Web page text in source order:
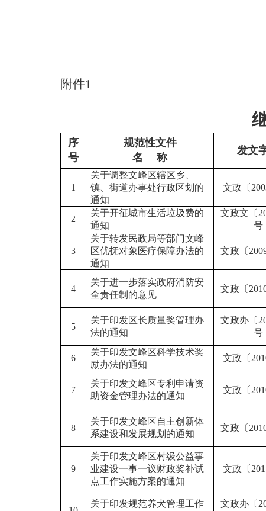
附件1
序
号
规范性文件
名 称
发文
1
关于调整文峰区辖区乡、
镇、街道办事处行政区划的
通知
文政〔
2
关于开征城市生活垃圾费的
通知
文政文〔
号
3
关于转发民政局等部门文峰
区优抚对象医疗保障办法的
通知
文政〔
4
关于进一步落实政府消防安
全责任制的意见
文政〔
5
关于印发区长质量奖管理办
法的通知
文政办〔
号
6
关于印发文峰区科学技术奖
励办法的通知
文政〔
7
关于印发文峰区专利申请资
助资金管理办法的通知
文政〔
8
关于印发文峰区自主创新体
系建设和发展规划的通知
文政〔
9
关于印发文峰区村级公益事
业建设一事一议财政奖补试
点工作实施方案的通知
文政〔
关于印发规范养犬管理工作
文政办〔